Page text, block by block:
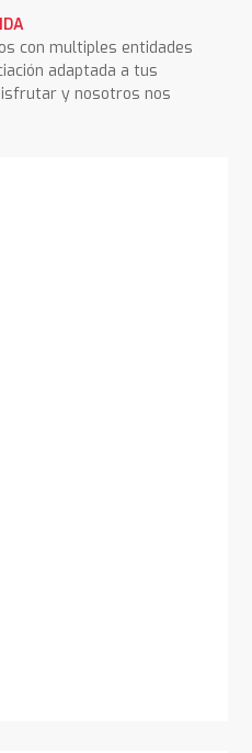
con multiples entidades
adaptada a tus
y nosotros nos